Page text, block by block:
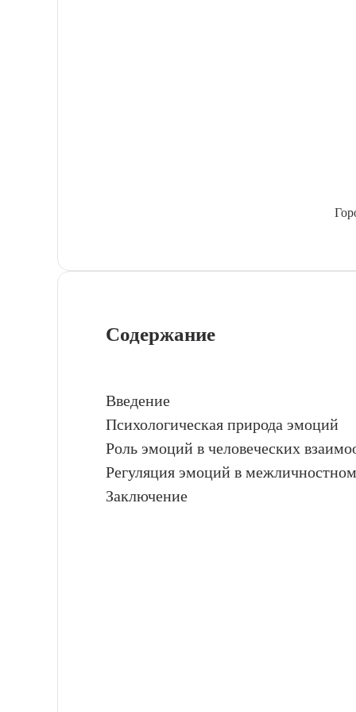
Содержание
Введение
Психологическая природа эмоций
Роль эмоций в человеческих
Регуляция эмоций в
Заключение